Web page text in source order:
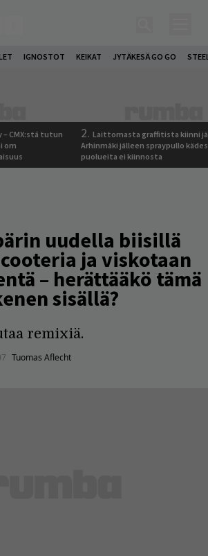
IGNOSTOT KEIKAT JYTÄKESÄ GO GO
CMX:stä tutun
om
2. Laittomasta graffitista kiinni
Arhinmäki jälleen spraypullo
puolueita ei kiinnosta
uudella biisillä
ja viskotaan
– herättääkö tämä
sisällä?
remixiä.
Tuomas Aflecht